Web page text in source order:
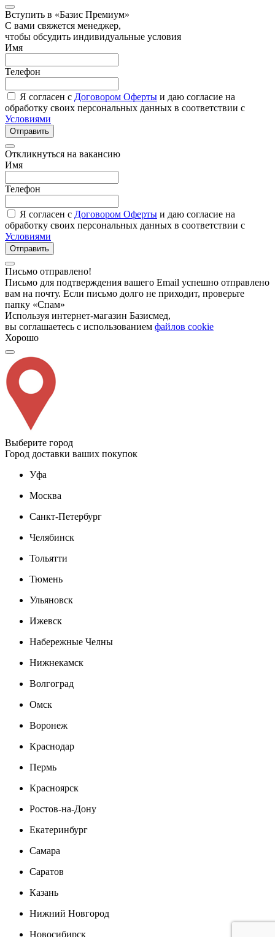
Вступить в «Базис Премиум»
С вами свяжется менеджер,
чтобы обсудить индивидуальные условия
Имя
Телефон
Я согласен с Договором Оферты и даю согласие на
обработку своих персональных данных в соответствии с
Условиями
Отправить
Откликнуться на вакансию
Имя
Телефон
Я согласен с Договором Оферты и даю согласие на
обработку своих персональных данных в соответствии с
Условиями
Отправить
Письмо отправлено!
Письмо для подтверждения вашего Email успешно отправлено
вам на почту. Если письмо долго не приходит, проверьте
папку «Спам»
Используя интернет-магазин Базисмед,
вы соглашаетесь с использованием файлов cookie
Хорошо
Выберите город
Город доставки ваших покупок
Уфа
Москва
Санкт-Петербург
Челябинск
Тольятти
Тюмень
Ульяновск
Ижевск
Набережные Челны
Нижнекамск
Волгоград
Омск
Воронеж
Краснодар
Пермь
Красноярск
Ростов-на-Дону
Екатеринбург
Самара
Саратов
Казань
Нижний Новгород
Новосибирск